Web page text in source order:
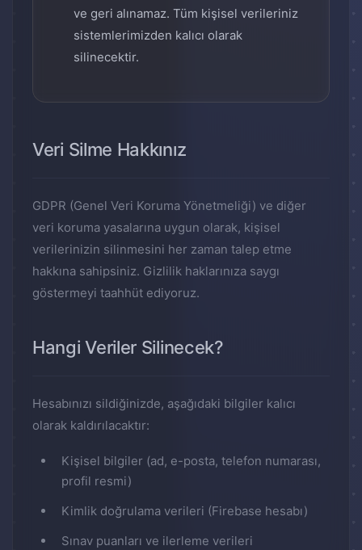
ve geri alınamaz. Tüm kişisel verileriniz
sistemlerimizden kalıcı olarak
silinecektir.
Veri Silme Hakkınız
GDPR (Genel Veri Koruma Yönetmeliği) ve diğer
veri koruma yasalarına uygun olarak, kişisel
verilerinizin silinmesini her zaman talep etme
hakkına sahipsiniz. Gizlilik haklarınıza saygı
göstermeyi taahhüt ediyoruz.
Hangi Veriler Silinecek?
Hesabınızı sildiğinizde, aşağıdaki bilgiler kalıcı
olarak kaldırılacaktır:
Kişisel bilgiler (ad, e-posta, telefon numarası,
profil resmi)
Kimlik doğrulama verileri (Firebase hesabı)
Sınav puanları ve ilerleme verileri